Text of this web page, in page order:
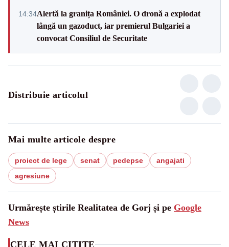
14:34Alertă la granița României. O dronă a explodat
lângă un gazoduct, iar premierul Bulgariei a
convocat Consiliul de Securitate
Distribuie articolul
Mai multe articole despre
proiect de lege senat pedepse
angajati
agresiune
Urmărește știrile Realitatea de Gorj și pe Google
News
CELE MAI CITITE